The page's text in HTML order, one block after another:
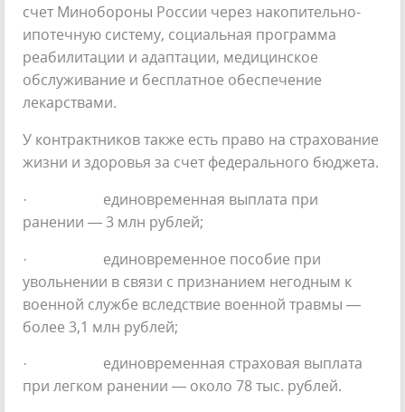
счет Минобороны России через накопительно-
ипотечную систему, социальная программа
реабилитации и адаптации, медицинское
обслуживание и бесплатное обеспечение
лекарствами.
У контрактников также есть право на страхование
жизни и здоровья за счет федерального бюджета.
· единовременная выплата при
ранении — 3 млн рублей;
· единовременное пособие при
увольнении в связи с признанием негодным к
военной службе вследствие военной травмы —
более 3,1 млн рублей;
· единовременная страховая выплата
при легком ранении — около 78 тыс. рублей.